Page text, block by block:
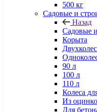
500 кг
Садовые и
Назад
Садовые
Корыта
90 л
100 л
110 л
Колеса
Из
Для